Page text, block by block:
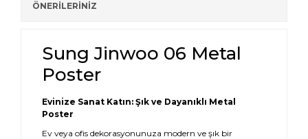
ÖNERİLERİNİZ
Sung Jinwoo 06 Metal
Poster
Evinize Sanat Katın: Şık ve Dayanıklı Metal
Poster
Ev veya ofis dekorasyonunuza modern ve şık bir